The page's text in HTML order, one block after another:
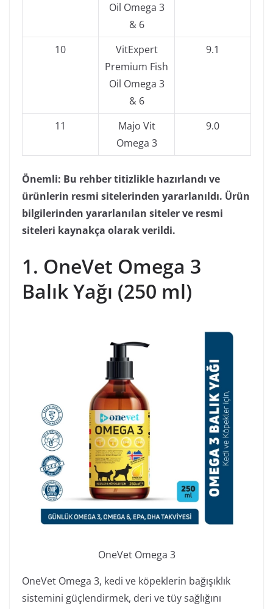
Oil Omega 3
& 6
10
VitExpert
Premium Fish
Oil Omega 3
& 6
9.1
11
Majo Vit
Omega 3
9.0
Önemli: Bu rehber titizlikle hazırlandı ve
ürünlerin resmi sitelerinden yararlanıldı. Ürün
bilgilerinden yararlanılan siteler ve resmi
siteleri kaynakça olarak verildi.
1. OneVet Omega 3
Balık Yağı (250 ml)
OneVet Omega 3
OneVet Omega 3, kedi ve köpeklerin bağışıklık
sistemini güçlendirmek, deri ve tüy sağlığını